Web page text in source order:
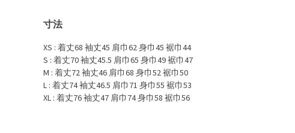
寸法
XS : 着丈68 袖丈45 肩巾62 身巾45 裾巾44
S : 着丈70 袖丈45.5 肩巾65 身巾49 裾巾47
M : 着丈72 袖丈46 肩巾68 身巾52 裾巾50
L : 着丈74 袖丈46.5 肩巾71 身巾55 裾巾53
XL : 着丈76 袖丈47 肩巾74 身巾58 裾巾56